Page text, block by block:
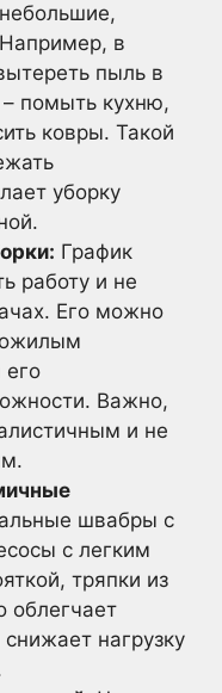
в
пыль в
– помыть кухню,
ковры. Такой
уборку
График
работу и не
Его можно
его
Важно,
и не
швабры с
с легким
тряпки из
облегчает
нагрузку